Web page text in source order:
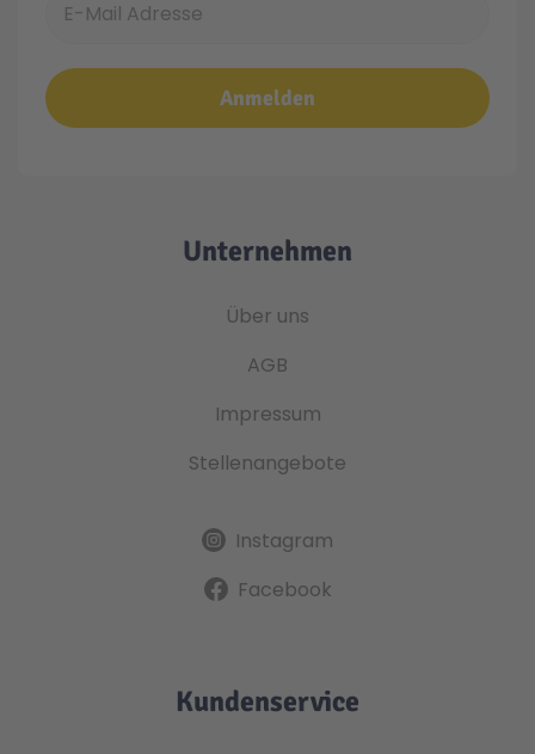
Anmelden
Unternehmen
Über uns
AGB
Impressum
Stellenangebote
Instagram
Facebook
Kundenservice